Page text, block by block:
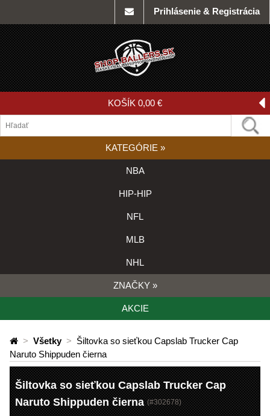
Prihlásenie & Registrácia
KOŠÍK 0,00 €
KATEGÓRIE »
NBA
HIP-HIP
NFL
MLB
NHL
ZNAČKY »
AKCIE
> Všetky > Šiltovka so sieťkou Capslab Trucker Cap
Naruto Shippuden čierna
Šiltovka so sieťkou Capslab Trucker Cap
Naruto Shippuden čierna (#302678)